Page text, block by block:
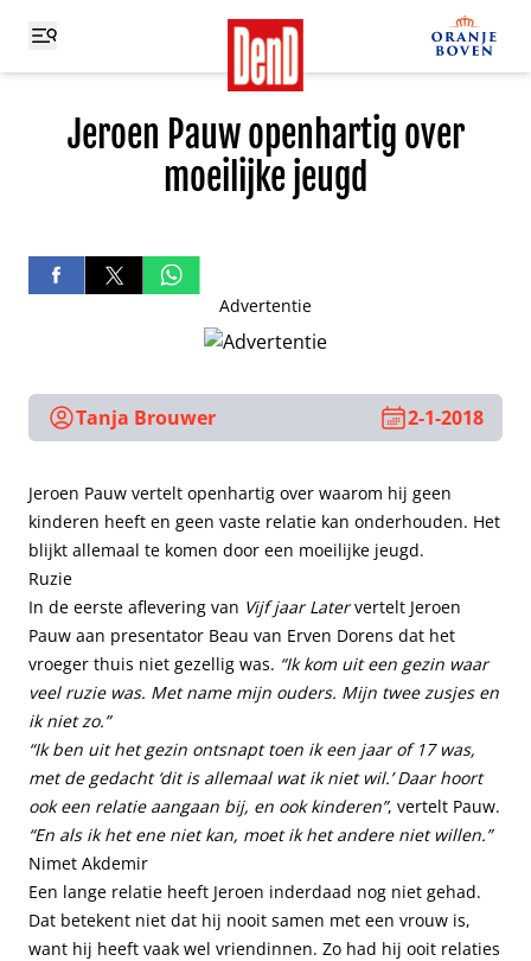
Jeroen Pauw openhartig over
moeilijke jeugd
Advertentie
Tanja Brouwer 2-1-2018
Jeroen Pauw vertelt openhartig over waarom hij geen
kinderen heeft en geen vaste relatie kan onderhouden. Het
blijkt allemaal te komen door een moeilijke jeugd.
Ruzie
In de eerste aflevering van Vijf jaar Latervertelt Jeroen
Pauw aan presentator Beau van Erven Dorens dat het
vroeger thuis niet gezellig was. “Ik kom uit een gezin waar
veel ruzie was. Met name mijn ouders. Mijn twee zusjes en
ik niet zo.”
“Ik ben uit het gezin ontsnapt toen ik een jaar of 17 was,
met de gedacht ‘dit is allemaal wat ik niet wil.’ Daar hoort
ook een relatie aangaan bij, en ook kinderen”, vertelt Pauw.
“En als ik het ene niet kan, moet ik het andere niet willen.”
Nimet Akdemir
Een lange relatie heeft Jeroen inderdaad nog niet gehad.
Dat betekent niet dat hij nooit samen met een vrouw is,
want hij heeft vaak wel vriendinnen. Zo had hij ooit relaties